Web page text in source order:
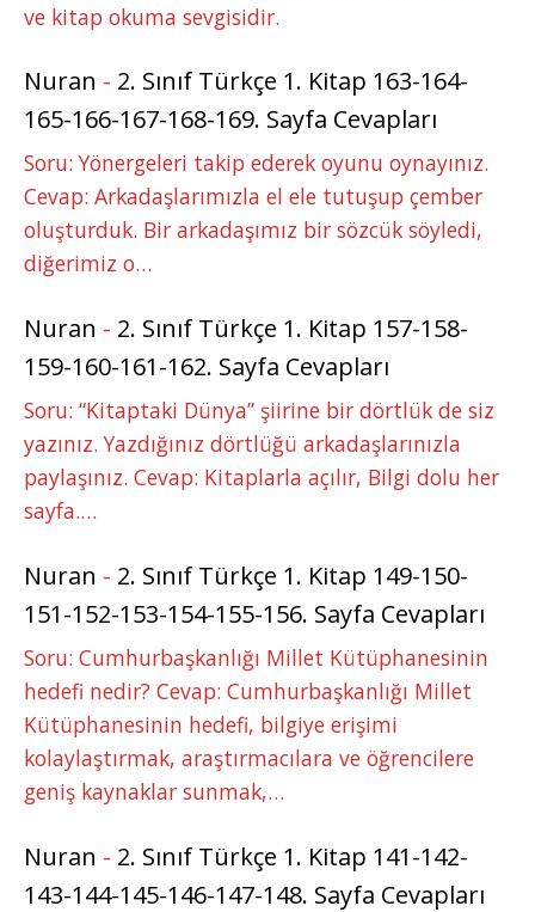
ve kitap okuma sevgisidir.
Nuran - 2. Sınıf Türkçe 1. Kitap 163-164-
165-166-167-168-169. Sayfa Cevapları
Soru: Yönergeleri takip ederek oyunu oynayınız.
Cevap: Arkadaşlarımızla el ele tutuşup çember
oluşturduk. Bir arkadaşımız bir sözcük söyledi,
diğerimiz o…
Nuran - 2. Sınıf Türkçe 1. Kitap 157-158-
159-160-161-162. Sayfa Cevapları
Soru: “Kitaptaki Dünya” şiirine bir dörtlük de siz
yazınız. Yazdığınız dörtlüğü arkadaşlarınızla
paylaşınız. Cevap: Kitaplarla açılır, Bilgi dolu her
sayfa.…
Nuran - 2. Sınıf Türkçe 1. Kitap 149-150-
151-152-153-154-155-156. Sayfa Cevapları
Soru: Cumhurbaşkanlığı Millet Kütüphanesinin
hedefi nedir? Cevap: Cumhurbaşkanlığı Millet
Kütüphanesinin hedefi, bilgiye erişimi
kolaylaştırmak, araştırmacılara ve öğrencilere
geniş kaynaklar sunmak,…
Nuran - 2. Sınıf Türkçe 1. Kitap 141-142-
143-144-145-146-147-148. Sayfa Cevapları